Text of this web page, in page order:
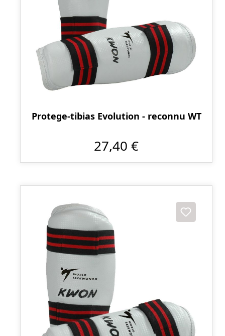
Protege-tibias Evolution - reconnu WT
27,40 €